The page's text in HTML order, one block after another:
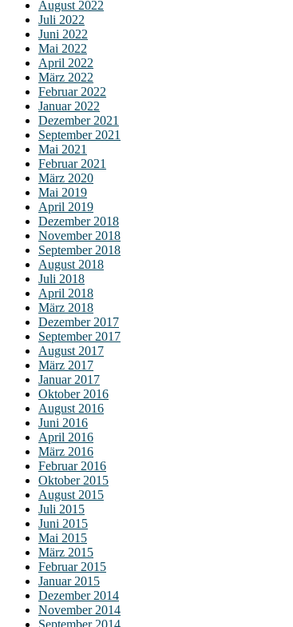
August 2022
Juli 2022
Juni 2022
Mai 2022
April 2022
März 2022
Februar 2022
Januar 2022
Dezember 2021
September 2021
Mai 2021
Februar 2021
März 2020
Mai 2019
April 2019
Dezember 2018
November 2018
September 2018
August 2018
Juli 2018
April 2018
März 2018
Dezember 2017
September 2017
August 2017
März 2017
Januar 2017
Oktober 2016
August 2016
Juni 2016
April 2016
März 2016
Februar 2016
Oktober 2015
August 2015
Juli 2015
Juni 2015
Mai 2015
März 2015
Februar 2015
Januar 2015
Dezember 2014
November 2014